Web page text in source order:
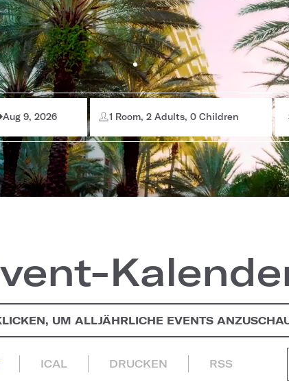
Aug 9, 2026 1 Room, 2 Adults, 0 Children
UM ALLJÄHRLICHE EVENTS
ICAL DRUCKEN RSS